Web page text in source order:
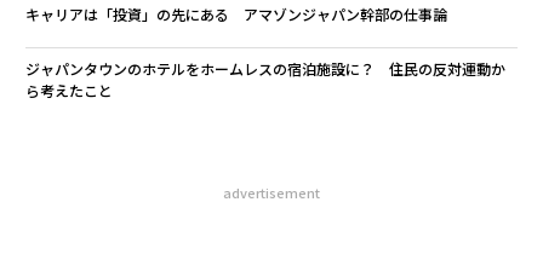
キャリアは「投資」の先にある アマゾンジャパン幹部の仕事論
ジャパンタウンのホテルをホームレスの宿泊施設に？ 住民の反対運動か
ら考えたこと
advertisement